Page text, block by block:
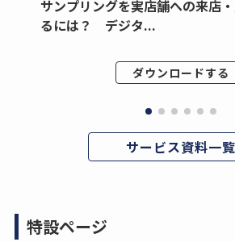
サンプリングを実店舗への来店
るには？ デジタ...
ダウンロードする
サービス資料一覧
特設ページ